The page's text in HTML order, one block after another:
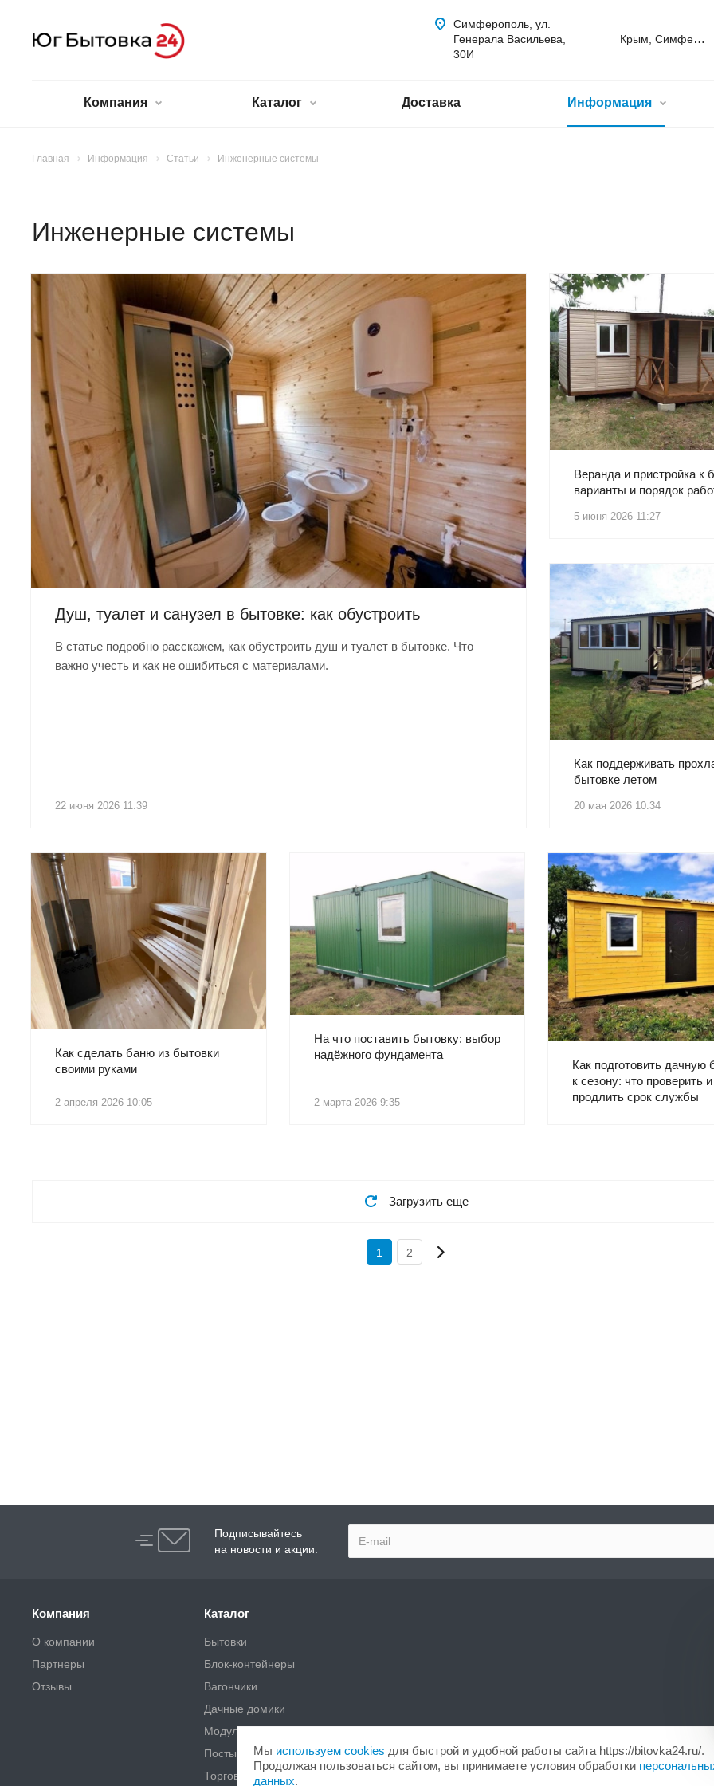
Крым, Симферополь
Симферополь, ул.
Генерала Васильева,
30И
Компания Каталог Доставка Информация
Главная Информация Статьи Инженерные системы
Инженерные системы
Душ, туалет и санузел в бытовке: как обустроить
В статье подробно расскажем, как обустроить душ и туалет в бытовке. Что
важно учесть и как не ошибиться с материалами.
22 июня 2026 11:39
Веранда и пристройка к
варианты и порядок
5 июня 2026 11:27
Как поддерживать
бытовке летом
20 мая 2026 10:34
Как сделать баню из бытовки
своими руками
2 апреля 2026 10:05
На что поставить бытовку: выбор
надёжного фундамента
2 марта 2026 9:35
Как подготовить дачную
к сезону: что проверить
продлить срок службы
Загрузить еще
1 2
Подписывайтесь
на новости и акции:
Компания
О компании
Партнеры
Отзывы
Каталог
Бытовки
Блок-контейнеры
Вагончики
Дачные домики
Модульные здания
Посты охраны, КПП
Торговые павильоны,
Мы используем cookies для быстрой и удобной работы сайта https://bitovka24.ru/.
Продолжая пользоваться сайтом, вы принимаете условия обработки
данных.